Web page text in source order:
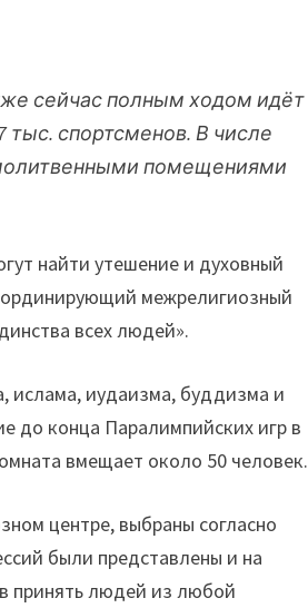
сейчас полным ходом идёт
тыс. спортсменов. В числе
помещениями
найти утешение и духовный
межрелигиозный
всех людей».
ислама, иудаизма, буддизма и
до конца Паралимпийских игр в
вмещает около 50 человек.
центре, выбраны согласно
были представлены и на
принять людей из любой